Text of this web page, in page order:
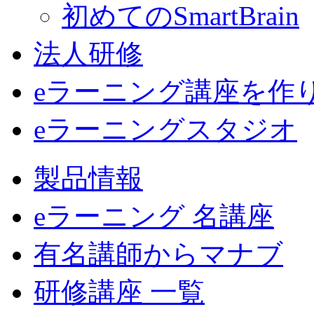
初めてのSmartBrain
法人研修
eラーニング講座を作
eラーニングスタジオ
製品情報
eラーニング 名講座
有名講師からマナブ
研修講座 一覧